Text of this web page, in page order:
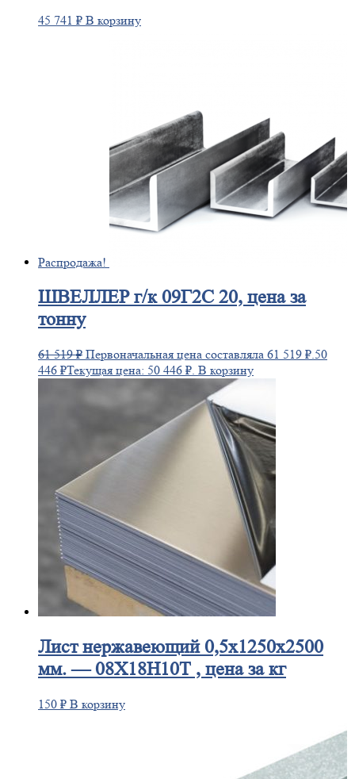
45 741 ₽ В корзину
Распродажа!
ШВЕЛЛЕРг/к 09Г2С 20, цена за
тонну
61 519₽ Первоначальная цена составляла 61 519 ₽.50
446 ₽Текущая цена: 50 446 ₽. В корзину
Листнержавеющий 0,5x1250x2500
мм. — 08Х18Н10Т , цена за кг
150 ₽ В корзину